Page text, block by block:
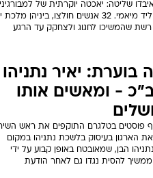
סביב הפורמולה 1 איבדו שליטה: יאכטה יוקרתית של למבורגיני
בשווי 4.7 מיליון דולר טבעה ליד מיאמי. 32 אנשים חולצו, ביניהן
רשת שהמשיכו לחגוג ולצחקק עד הרגע
בוערת: יאיר נתניהו
- ומאשים אותו
פוסטים בטלגרם התוקפים את ראש
הארגון בעיסוק בלשכת נתניהו במקום
הבן, שמאובטח באופן קבוע על ידי
להסית נגדו גם לאחר הודעת